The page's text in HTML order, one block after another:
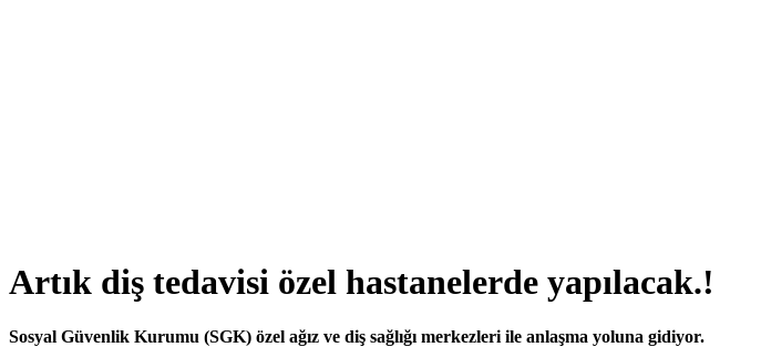
Artık diş tedavisi özel hastanelerde yapılacak.!
Sosyal Güvenlik Kurumu (SGK) özel ağız ve diş sağlığı merkezleri ile anlaşma yoluna gidiyor.